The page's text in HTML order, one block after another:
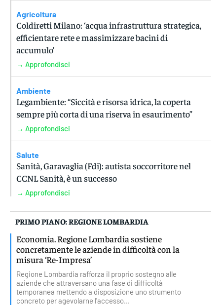
Agricoltura
Coldiretti Milano: ‘acqua infrastruttura strategica,
efficientare rete e massimizzare bacini di
accumulo’
→ Approfondisci
Ambiente
Legambiente: “Siccità e risorsa idrica, la coperta
sempre più corta di una riserva in esaurimento”
→ Approfondisci
Salute
Sanità, Garavaglia (Fdi): autista soccorritore nel
CCNL Sanità, è un successo
→ Approfondisci
PRIMO PIANO: REGIONE LOMBARDIA
Economia. Regione Lombardia sostiene
concretamente le aziende in difficoltà con la
misura ‘Re-Impresa’
Regione Lombardia rafforza il proprio sostegno alle
aziende che attraversano una fase di difficoltà
temporanea mettendo a disposizione uno strumento
concreto per agevolarne l'accesso...